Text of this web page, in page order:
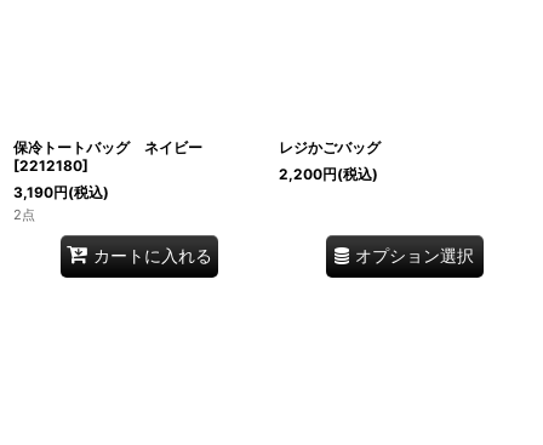
保冷トートバッグ ネイビー
[2212180]
3,190円(税込)
2点
カートに入れる
レジかごバッグ
2,200円(税込)
オプション選択